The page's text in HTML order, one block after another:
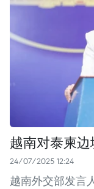
越南对泰柬
24/07/2025 12:24
越南外交部发言